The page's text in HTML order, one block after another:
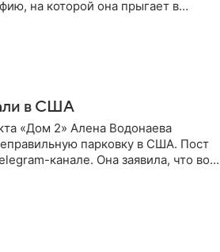
на которой она прыгает в
в США
«Дом 2» Алена Водонаева
парковку в США. Пост
канале. Она заявила, что во